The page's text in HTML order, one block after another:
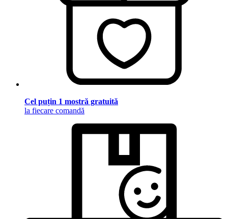
Cel puțin 1 mostră gratuită
la fiecare comandă